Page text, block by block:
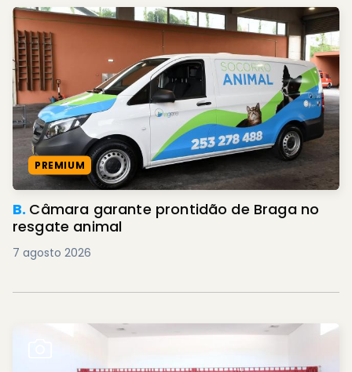
PREMIUM
B. Câmara garante prontidão de Braga no
resgate animal
7 agosto 2026